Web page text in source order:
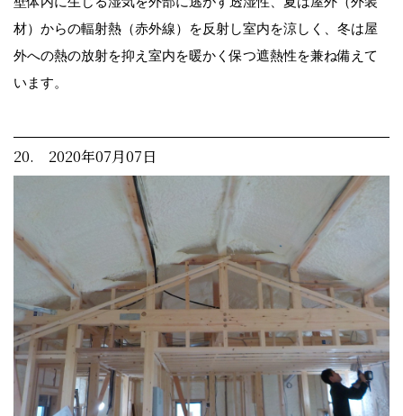
材）からの輻射熱（赤外線）を反射し室内を涼しく、冬は屋
外への熱の放射を抑え室内を暖かく保つ遮熱性を兼ね備えて
います。
20. 2020年07月07日